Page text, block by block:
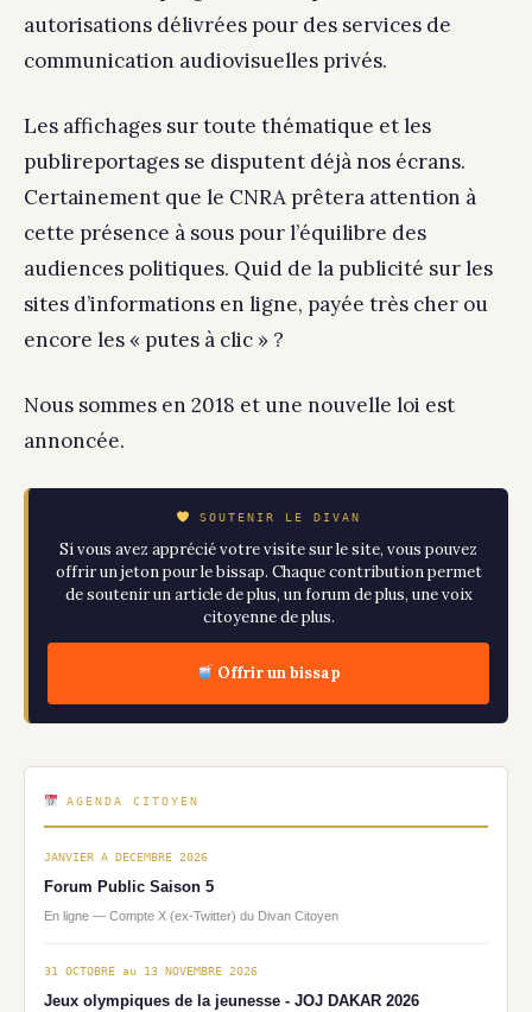
autorisations délivrées pour des services de
communication audiovisuelles privés.
Les affichages sur toute thématique et les
publireportages se disputent déjà nos écrans.
Certainement que le CNRA prêtera attention à
cette présence à sous pour l’équilibre des
audiences politiques. Quid de la publicité sur les
sites d’informations en ligne, payée très cher ou
encore les « putes à clic » ?
Nous sommes en 2018 et une nouvelle loi est
annoncée.
SOUTENIR LE DIVAN
Si vous avez apprécié votre visite sur le site, vous pouvez
offrir un jeton pour le bissap. Chaque contribution permet
de soutenir un article de plus, un forum de plus, une voix
citoyenne de plus.
Offrir un bissap
AGENDA CITOYEN
JANVIER A DECEMBRE 2026
Forum Public Saison 5
En ligne — Compte X (ex-Twitter) du Divan Citoyen
31 OCTOBRE au 13 NOVEMBRE 2026
Jeux olympiques de la jeunesse - JOJ DAKAR 2026